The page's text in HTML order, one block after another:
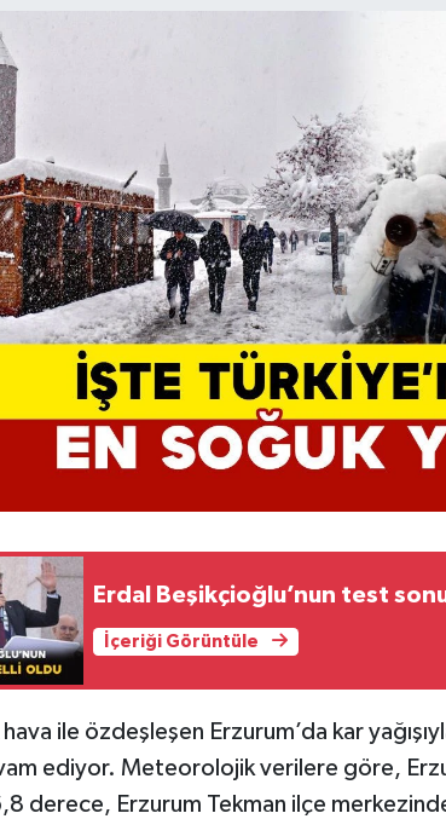
Erdal Beşikçioğlu’nun test
İçeriği Görüntüle
ile özdeşleşen Erzurum’da kar
ediyor. Meteorolojik verilere göre,
derece, Erzurum Tekman ilçe